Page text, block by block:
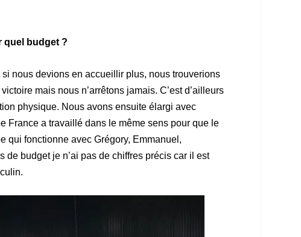
quel budget ?
nous devions en accueillir plus, nous trouverions
mais nous n’arrêtons jamais. C’est d’ailleurs
physique. Nous avons ensuite élargi avec
France a travaillé dans le même sens pour que le
qui fonctionne avec Grégory, Emmanuel,
de budget je n’ai pas de chiffres précis car il est